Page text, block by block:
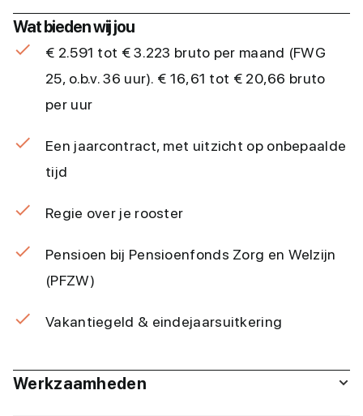
Wat bieden wij jou
€ 2.591 tot € 3.223 bruto per maand (FWG
25, o.b.v. 36 uur). € 16,61 tot € 20,66 bruto
per uur
Een jaarcontract, met uitzicht op onbepaalde
tijd
Regie over je rooster
Pensioen bij Pensioenfonds Zorg en Welzijn
(PFZW)
Vakantiegeld & eindejaarsuitkering
Werkzaamheden